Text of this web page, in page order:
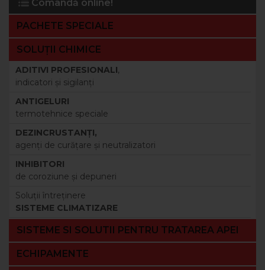
Comandă online!
PACHETE SPECIALE
SOLUȚII CHIMICE
ADITIVI PROFESIONALI,
indicatori şi sigilanţi
ANTIGELURI
termotehnice speciale
DEZINCRUSTANŢI,
agenţi de curăţare şi neutralizatori
INHIBITORI
de coroziune şi depuneri
Soluţii întreţinere
SISTEME CLIMATIZARE
SISTEME SI SOLUTII PENTRU TRATAREA APEI
ECHIPAMENTE